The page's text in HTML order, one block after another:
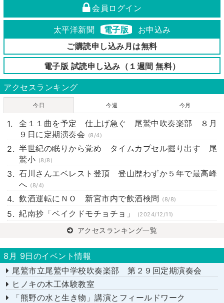
会員ログイン
太平洋新聞 電子版
お申込み
ご購読申し込み月は無料
電子版 試読申し込み（１週間 無料）
アクセスランキング
今日 今週 今月
全１１曲を予定 仕上げ急ぐ 尾鷲中吹奏楽部 ８月
９日に定期演奏会 (8/4)
半世紀の眠りから覚め タイムカプセル掘り出す 尾
鷲小 (8/8)
石川さんエベレスト登頂 登山歴わずか５年で最高峰
へ (8/4)
飲酒運転にＮＯ 新宮市内で飲酒検問 (8/8)
紀南抄「ベイクドモチョチョ」 (2024/12/11)
アクセスランキング一覧
8月 9日のイベント情報
尾鷲市立尾鷲中学校吹奏楽部 第２９回定期演奏会
ヒノキの木工体験教室
「熊野の水と生き物」講演とフィールドワーク